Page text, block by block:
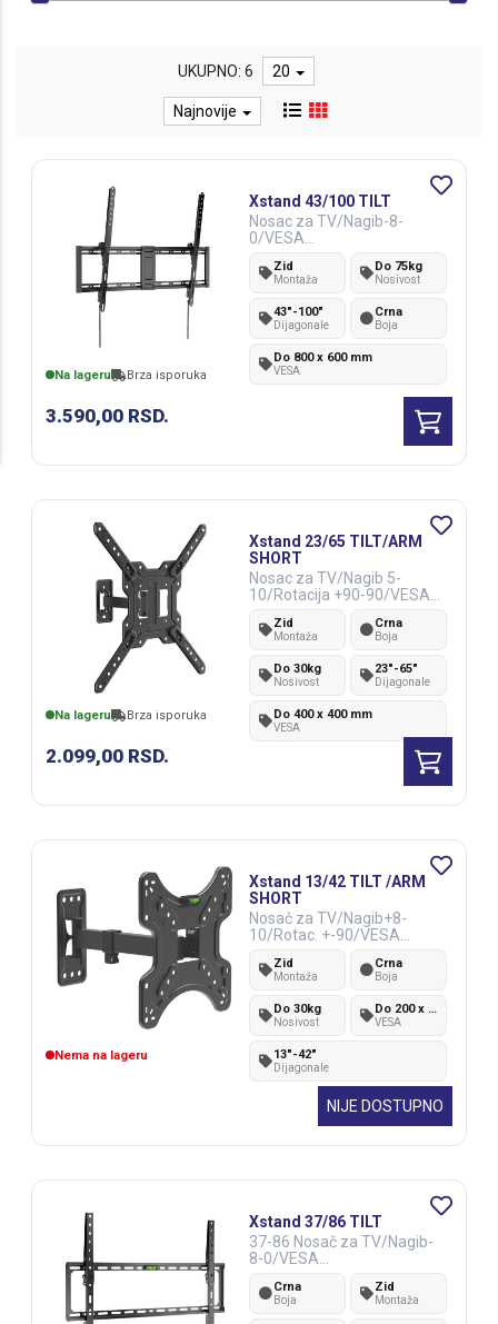
UKUPNO: 6 20
Najnovije
Na lageru Brza isporuka
3.590,00 RSD.
Xstand 43/100 TILT
Nosac za TV/Nagib-8-
0/VESA
Zid
Montaža
Do 75kg
Nosivost
43"-100"
Dijagonale
Crna
Boja
Do 800 x 600 mm
VESA
Na lageru Brza isporuka
2.099,00 RSD.
Xstand 23/65 TILT/ARM
SHORT
Nosac za TV/Nagib 5-
10/Rotacija +90-90/VESA
Zid
Montaža
Crna
Boja
Do 30kg
Nosivost
23"-65"
Dijagonale
Do 400 x 400 mm
VESA
Nema na lageru
Xstand 13/42 TILT /ARM
SHORT
Nosač za TV/Nagib+8-
10/Rotac. +-90/VESA
od zida
Zid
Montaža
Crna
Boja
Do 30kg
Nosivost
Do 200 x 200 mm
VESA
13"-42"
Dijagonale
NIJE DOSTUPNO
Xstand 37/86 TILT
37-86 Nosač za TV/Nagib-
8-0/VESA
Crna
Boja
Zid
Montaža